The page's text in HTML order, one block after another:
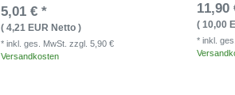
5,01 € *
( 4,21 EUR Netto )
* inkl. ges. MwSt. zzgl. 5,90 €
Versandkosten
11,90
( 10,00
* inkl.